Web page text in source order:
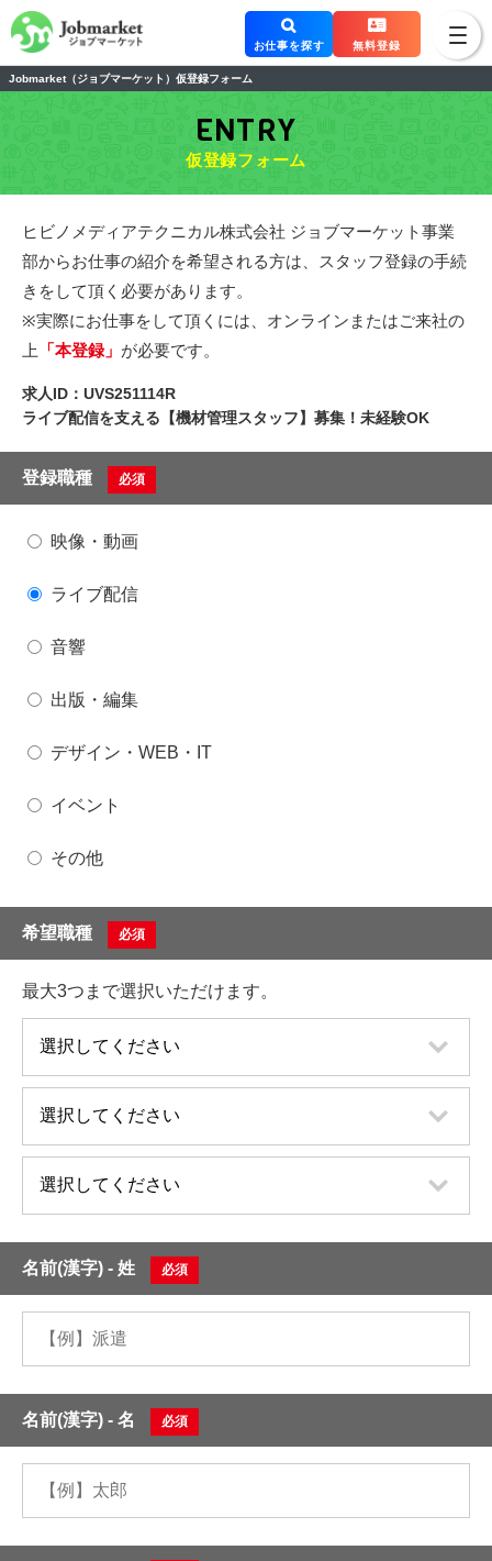
Jobmarket（ジョブマーケット）仮登録フォーム
お仕事を探す 無料登録
ENTRY
仮登録フォーム
ヒビノメディアテクニカル株式会社 ジョブマーケット事業
部からお仕事の紹介を希望される方は、スタッフ登録の手続
きをして頂く必要があります。
※実際にお仕事をして頂くには、オンラインまたはご来社の
上
「本登録」 が必要です。
求人ID：UVS251114R
ライブ配信を支える【機材管理スタッフ】募集！未経験OK
登録職種 必須
映像・動画
ライブ配信
音響
出版・編集
デザイン・WEB・IT
イベント
その他
希望職種 必須
最大3つまで選択いただけます。
名前(漢字) - 姓 必須
名前(漢字) - 名 必須